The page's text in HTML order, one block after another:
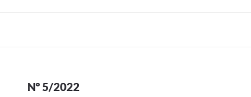
Nº 5/2022